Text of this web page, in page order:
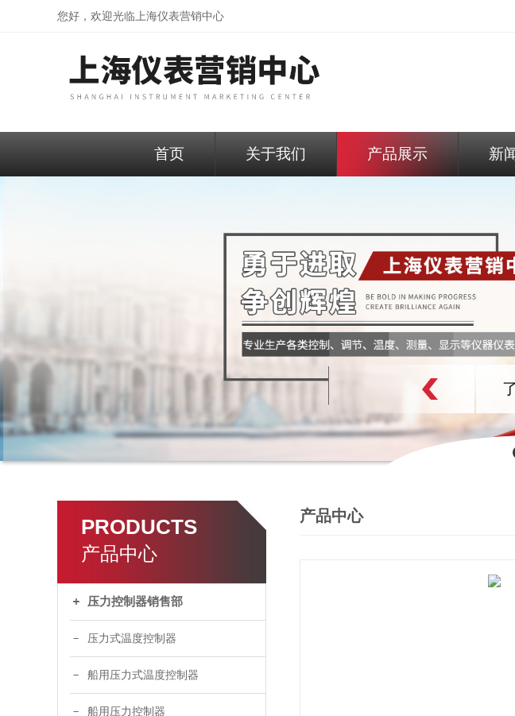
您好，欢迎光临上海仪表营销中心
首页 关于我们 产品展示 新
PRODUCTS
产品中心
压力控制器销售部
压力式温度控制器
船用压力式温度控制器
船用压力控制器
产品中心